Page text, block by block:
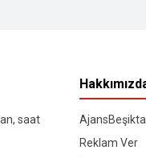
saat
Reklam Ver